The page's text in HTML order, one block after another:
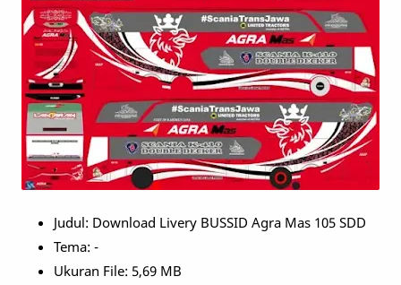
Judul: Download Livery BUSSID Agra Mas 105 SDD
Tema: -
Ukuran File: 5,69 MB